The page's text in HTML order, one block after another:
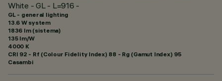
White - GL - L=916 -
GL - general lighting
13.6 W system
1836 lm (sistema)
135 lm/W
4000 K
CRI 92 - Rf (Colour Fidelity Index) 88 - Rg (Gamut Index) 95
Casambi